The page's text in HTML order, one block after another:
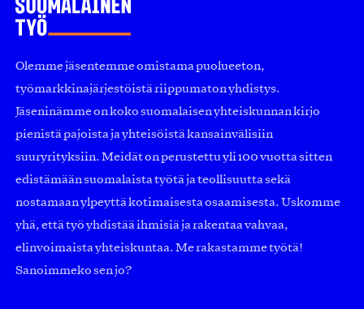
Olemme jäsentemme omistama puolueeton,
työmarkkinajärjestöistä riippumaton yhdistys.
Jäseninämme on koko suomalaisen yhteiskunnan kirjo
pienistä pajoista ja yhteisöistä kansainvälisiin
suuryrityksiin. Meidät on perustettu yli 100 vuotta sitten
edistämään suomalaista työtä ja teollisuutta sekä
nostamaan ylpeyttä kotimaisesta osaamisesta. Uskomme
yhä, että työ yhdistää ihmisiä ja rakentaa vahvaa,
elinvoimaista yhteiskuntaa. Me rakastamme työtä!
Sanoimmeko sen jo?